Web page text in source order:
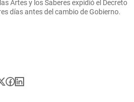
Artes y los Saberes expidió el Decreto
días antes del cambio de Gobierno.